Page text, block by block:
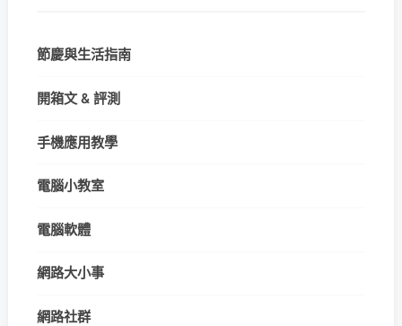
節慶與生活指南
開箱文 & 評測
手機應用教學
電腦小教室
電腦軟體
網路大小事
網路社群